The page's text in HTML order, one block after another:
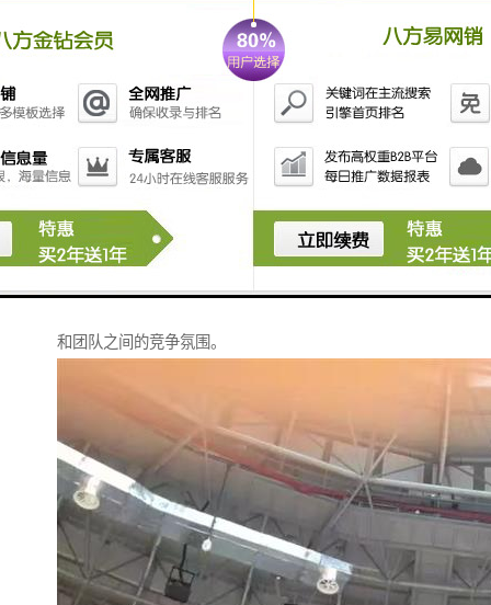
5. **颁奖管理**：组织颁奖典礼，包括场地安排、奖品
准备、颁奖流程等。
6. **反馈与改进**：收集参与者和评委的反馈，不断优
化评奖流程和标准。
7. **展示与宣传**：在网站或活动中展示获奖者的事
迹，提高其度，激励其他参与者。
8. **奖品管理**：管理奖品的库存、分发和记录，确保
和团队之间的竞争氛围。